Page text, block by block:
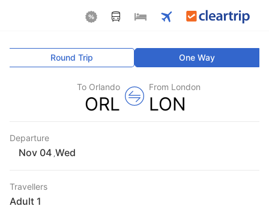
One Way
Round Trip
From London
LON
To Orlando
ORL
Departure
Wed
Travellers
1 Adult